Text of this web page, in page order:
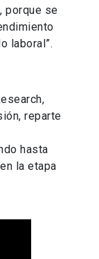
porque se
laboral”.
reparte
hasta
la etapa